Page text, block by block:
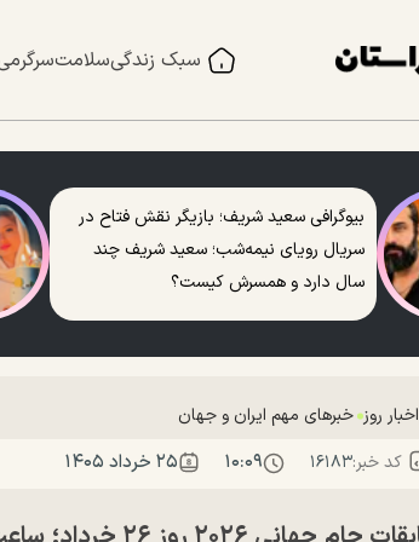
سبک زندگیسلامت
بیوگرافی سعید شریف؛ بازیگر نقش فتاح در
سریال رویای نیمه‌شب؛ سعید شریف چند
سال دارد و همسرش کیست؟
اخبار روز خبرهای مهم ایران و جهان
کد خبر:۱۶۱۸۳ ۱۰:۰۹ ۲۵ خرداد ۱۴۰۵